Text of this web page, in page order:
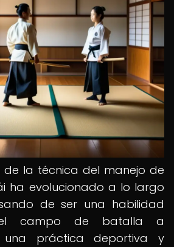
de la técnica del manejo de
ha evolucionado a lo largo
de ser una habilidad
campo de batalla a
una práctica deportiva y